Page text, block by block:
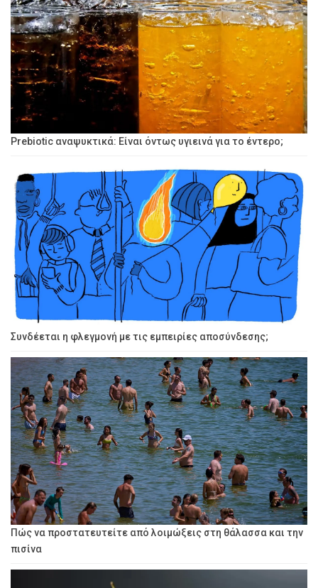
Prebiotic αναψυκτικά: Είναι όντως υγιεινά για το έντερο;
Συνδέεται η φλεγμονή με τις εμπειρίες αποσύνδεσης;
Πώς να προστατευτείτε από λοιμώξεις στη θάλασσα και την
πισίνα